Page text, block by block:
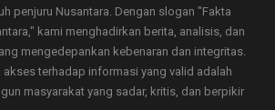
penjuru Nusantara. Dengan slogan "Fakta
kami menghadirkan berita, analisis, dan
mengedepankan kebenaran dan integritas.
akses terhadap informasi yang valid adalah
masyarakat yang sadar, kritis, dan berpikir